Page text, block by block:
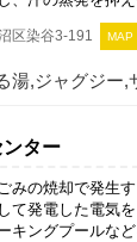
区染谷3-191 MAP
湯,ジャグジー
ター
みの焼却で発生す
て発電した電気を
キングプールなど